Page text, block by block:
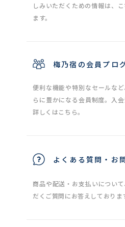
しみいただくための情報は、
ます。
梅乃宿の会員プロ
便利な機能や特別なセールな
らに豊かになる会員制度。入
詳しくはこちら。
よくある質問・お
商品や配送・お支払いについ
だくご質問にお答えしておりま